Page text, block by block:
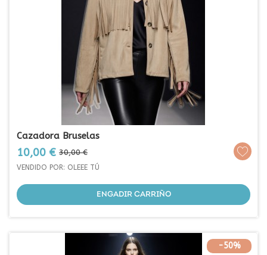
Cazadora Bruselas
Prezo
10,00 € Prezo
base
30,00 €
VENDIDO POR: OLEEE TÚ
ENGADIR CARRIÑO
-50%